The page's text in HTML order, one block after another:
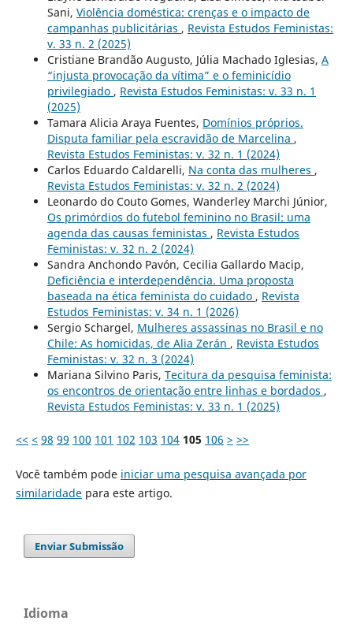
Sani, Violência doméstica: crenças e o impacto de
campanhas publicitárias , Revista Estudos Feministas:
v. 33 n. 2 (2025)
Cristiane Brandão Augusto, Júlia Machado Iglesias, A
“injusta provocação da vítima” e o feminicídio
privilegiado , Revista Estudos Feministas: v. 33 n. 1
(2025)
Tamara Alicia Araya Fuentes, Domínios próprios.
Disputa familiar pela escravidão de Marcelina ,
Revista Estudos Feministas: v. 32 n. 1 (2024)
Carlos Eduardo Caldarelli, Na conta das mulheres ,
Revista Estudos Feministas: v. 32 n. 2 (2024)
Leonardo do Couto Gomes, Wanderley Marchi Júnior,
Os primórdios do futebol feminino no Brasil: uma
agenda das causas feministas , Revista Estudos
Feministas: v. 32 n. 2 (2024)
Sandra Anchondo Pavón, Cecilia Gallardo Macip,
Deficiência e interdependência. Uma proposta
baseada na ética feminista do cuidado , Revista
Estudos Feministas: v. 34 n. 1 (2026)
Sergio Schargel, Mulheres assassinas no Brasil e no
Chile: As homicidas, de Alia Zerán , Revista Estudos
Feministas: v. 32 n. 3 (2024)
Mariana Silvino Paris, Tecitura da pesquisa feminista:
os encontros de orientação entre linhas e bordados ,
Revista Estudos Feministas: v. 33 n. 1 (2025)
<< < 98 99 100 101 102 103 104 105 106 > >>
Você também pode iniciar uma pesquisa avançada por
similaridadepara este artigo.
Enviar Submissão
Idioma